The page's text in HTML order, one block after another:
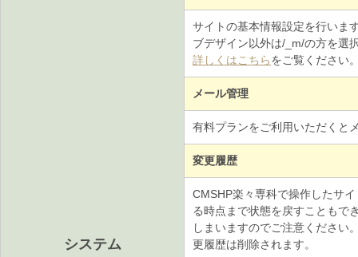
システム
サイトの基本情報設定を行いま
ブデザイン以外は/_m/の方を選
詳しくはこちらをご覧ください
メール管理
有料プランをご利用いただくと
変更履歴
CMSHP楽々専科で操作したサ
る時点まで状態を戻すこともで
しまいますのでご注意くださ
更履歴は削除されます。